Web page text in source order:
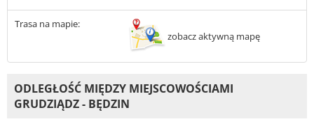
Trasa na mapie:
zobacz aktywną mapę
ODLEGŁOŚĆ MIĘDZY MIEJSCOWOŚCIAMI
GRUDZIĄDZ - BĘDZIN